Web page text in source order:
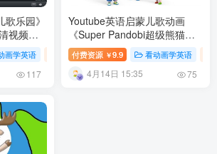
乐园》
视频配
下载
画学英语 英语专区 英语儿歌 幼儿教育
117
Youtube英语启蒙儿歌动画
《Super Pandobi超级熊猫》
全243集 百度网盘下载
付费资源 ￥9.9 看动画学英语
4月14日 15:35 75